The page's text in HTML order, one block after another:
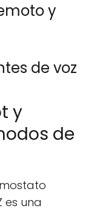
y
de voz
y
de
es una